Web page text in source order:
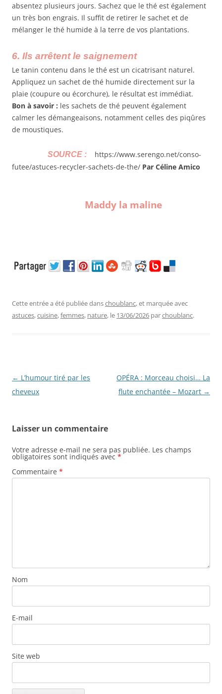
absentez plusieurs jours. Sachez que le thé est également
un très bon engrais. Il suffit de retirer le sachet et de
mélanger le thé humide à la terre de vos plantations.
6. Ils arrêtent le saignement
Le tanin contenu dans le thé est un cicatrisant naturel.
Appliquez un sachet de thé humide directement sur la
plaie (coupure ou écorchure), le résultat est immédiat.
Bon à savoir : les sachets de thé peuvent également
calmer les démangeaisons, notamment celles des piqûres
de moustiques.
SOURCE : https://www.serengo.net/conso-
futee/astuces-recycler-sachets-de-the/ Par Céline Amico
Maddy la maline
Cette entrée a été publiée danschoublanc, et marquée avec
astuces,cuisine,femmes, nature, le 13/06/2026 parchoublanc.
Navigation
des
← L’humour tiré par les
cheveux
OPÉRA : Morceau choisi… La
flute enchantée – Mozart →
Laisser un commentaire
Votre adresse e-mail ne sera pas publiée. Les champs
obligatoires sont indiqués avec *
Commentaire *
Nom
E-mail
Site web